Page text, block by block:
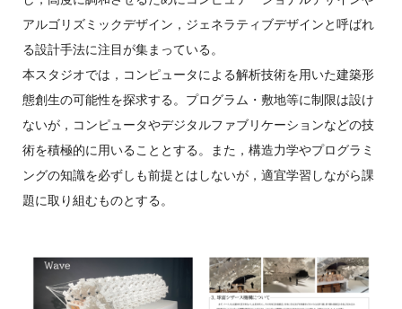
アルゴリズミックデザイン，ジェネラティブデザインと呼ばれ
る設計手法に注目が集まっている。
本スタジオでは，コンピュータによる解析技術を用いた建築形
態創生の可能性を探求する。プログラム・敷地等に制限は設け
ないが，コンピュータやデジタルファブリケーションなどの技
術を積極的に用いることとする。また，構造力学やプログラミ
ングの知識を必ずしも前提とはしないが，適宜学習しながら課
題に取り組むものとする。